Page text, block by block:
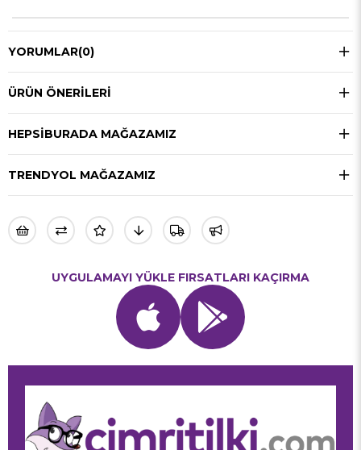
YORUMLAR(0)
ÜRÜN ÖNERILERI
HEPSIBURADA MAĞAZAMIZ
TRENDYOL MAĞAZAMIZ
UYGULAMAYI YÜKLE FIRSATLARI KAÇIRMA